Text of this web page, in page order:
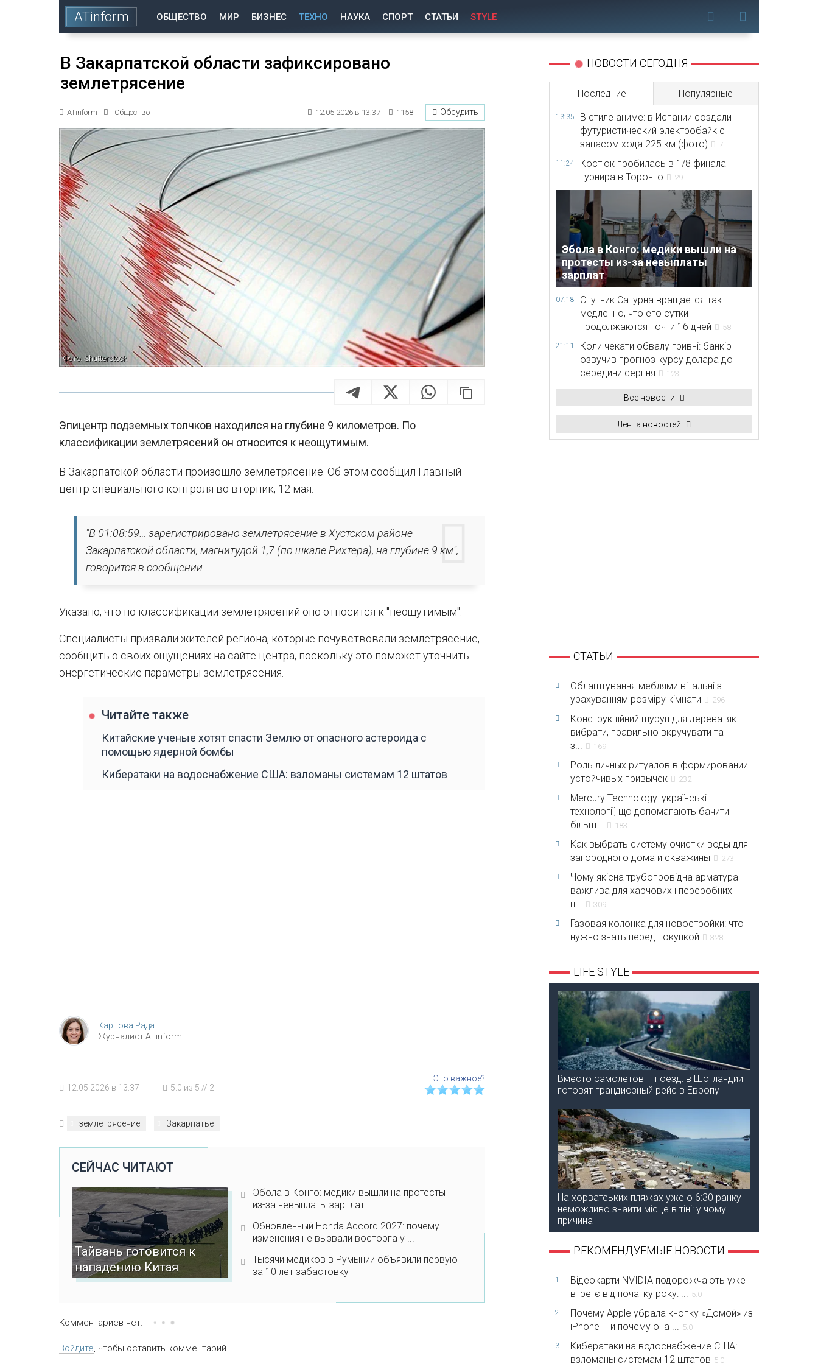
ATinform ОБЩЕСТВО МИР БИЗНЕС ТЕХНО НАУКА СПОРТ СТАТЬИ STYLE
В Закарпатской области зафиксировано
землетрясение
ATinform Общество 12.05.2026 в 13:37 1158 Обсудить
Фото: Shutterstock
Эпицентр подземных толчков находился на глубине 9 километров. По
классификации землетрясений он относится к неощутимым.
В Закарпатской области произошло землетрясение. Об этом сообщил Главный
центр специального контроля во вторник, 12 мая.
"В 01:08:59… зарегистрировано землетрясение в Хустском районе
Закарпатской области, магнитудой 1,7 (по шкале Рихтера), на глубине 9 км", —
говорится в сообщении.
Указано, что по классификации землетрясений оно относится к "неощутимым".
Специалисты призвали жителей региона, которые почувствовали землетрясение,
сообщить о своих ощущениях на сайте центра, поскольку это поможет уточнить
энергетические параметры землетрясения.
Читайте также
Китайские ученые хотят спасти Землю от опасного астероида с
помощью ядерной бомбы
Кибератаки на водоснабжение США: взломаны системам 12 штатов
Карпова Рада
Журналист ATinform
12.05.2026 в 13:37 5.0 из 5 // 2
землетрясение Закарпатье
СЕЙЧАС ЧИТАЮТ
Тайвань готовится к
нападению Китая
Эбола в Конго: медики вышли на протесты
из-за невыплаты зарплат
Обновленный Honda Accord 2027: почему
изменения не вызвали восторга у ...
Тысячи медиков в Румынии объявили первую
за 10 лет забастовку
Комментариев нет.
Войдите, чтобы оставить комментарий.
НОВОСТИ СЕГОДНЯ
Последние Популярные
13:35
В стиле аниме: в Испании создали
футуристический электробайк с
запасом хода 225 км (фото)
7
11:24
Костюк пробилась в 1/8 финала
турнира в Торонто
29
Эбола в Конго: медики вышли на
протесты из-за невыплаты
зарплат
07:18
Спутник Сатурна вращается так
медленно, что его сутки
продолжаются почти 16 дней
58
21:11
Коли чекати обвалу гривні: банкір
озвучив прогноз курсу долара до
середини серпня
123
Все новости
Лента новостей
СТАТЬИ
Облаштування меблями вітальні з
урахуванням розміру кімнати
296
Конструкційний шуруп для дерева: як
вибрати, правильно вкручувати та
з...
169
Роль личных ритуалов в формировании
устойчивых привычек
232
Mercury Technology: українські
технології, що допомагають бачити
більш...
183
Как выбрать систему очистки воды для
загородного дома и скважины
273
Чому якісна трубопровідна арматура
важлива для харчових і переробних
п...
309
Газовая колонка для новостройки: что
нужно знать перед покупкой
328
LIFE STYLE
Вместо самолётов – поезд: в Шотландии
готовят грандиозный рейс в Европу
На хорватських пляжах уже о 6:30 ранку
неможливо знайти місце в тіні: у чому
причина
РЕКОМЕНДУЕМЫЕ НОВОСТИ
1.
Відеокарти NVIDIA подорожчають уже
втретє від початку року: ...
5.0
2.
Почему Apple убрала кнопку «Домой» из
iPhone – и почему она ...
5.0
3.
Кибератаки на водоснабжение США:
взломаны системам 12 штатов 5.0